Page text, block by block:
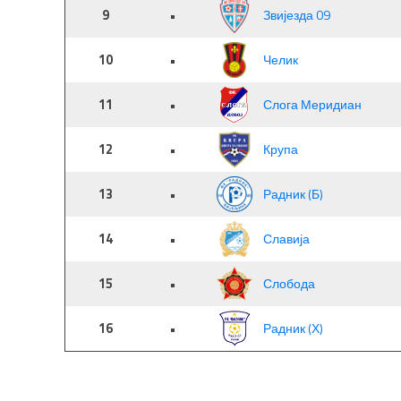
9 • Звијезда 09
10 • Челик
11 • Слога Меридиан
12 • Крупа
13 • Радник (Б)
14 • Славија
15 • Слобода
16 • Радник (Х)